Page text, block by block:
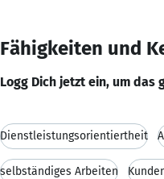
Fähigkeiten und
Logg Dich jetzt ein, um das
Dienstleistungsorientiertheit
selbständiges Arbeiten